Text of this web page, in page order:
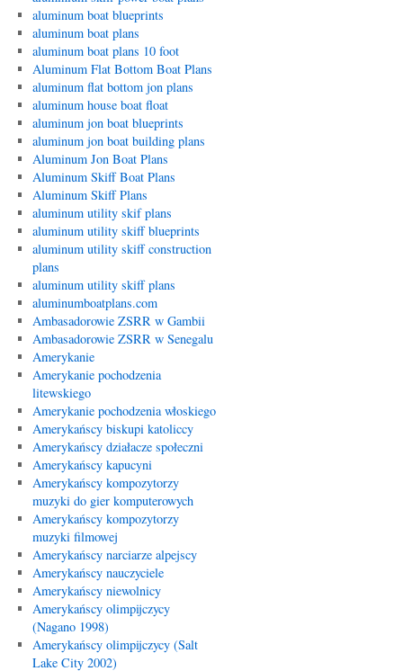
aluminum boat blueprints
aluminum boat plans
aluminum boat plans 10 foot
Aluminum Flat Bottom Boat Plans
aluminum flat bottom jon plans
aluminum house boat float
aluminum jon boat blueprints
aluminum jon boat building plans
Aluminum Jon Boat Plans
Aluminum Skiff Boat Plans
Aluminum Skiff Plans
aluminum utility skif plans
aluminum utility skiff blueprints
aluminum utility skiff construction
plans
aluminum utility skiff plans
aluminumboatplans.com
Ambasadorowie ZSRR w Gambii
Ambasadorowie ZSRR w Senegalu
Amerykanie
Amerykanie pochodzenia
litewskiego
Amerykanie pochodzenia włoskiego
Amerykańscy biskupi katoliccy
Amerykańscy działacze społeczni
Amerykańscy kapucyni
Amerykańscy kompozytorzy
muzyki do gier komputerowych
Amerykańscy kompozytorzy
muzyki filmowej
Amerykańscy narciarze alpejscy
Amerykańscy nauczyciele
Amerykańscy niewolnicy
Amerykańscy olimpijczycy
(Nagano 1998)
Amerykańscy olimpijczycy (Salt
Lake City 2002)